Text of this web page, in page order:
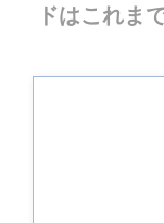
ドはこれま